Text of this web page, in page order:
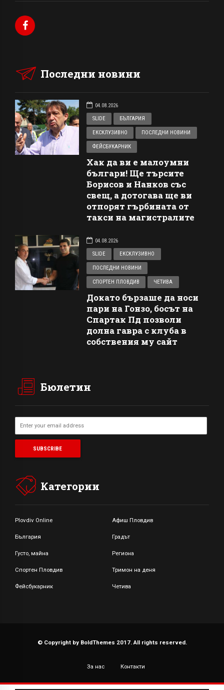
Последни новини
04.08.2026
SLIDE
БЪЛГАРИЯ
ЕКСКЛУЗИВНО ПОСЛЕДНИ НОВИНИ
ФЕЙСБУКАРНИК
Хак да ви е малоумни
българи! Ще търсите
Борисов и Нанков със
свещ, а дотогава ще ви
отпорят гърбината от
такси на магистралите
04.08.2026
SLIDE
ЕКСКЛУЗИВНО
ПОСЛЕДНИ НОВИНИ
СПОРТЕН ПЛОВДИВ ЧЕТИВА
Докато бързаше да носи
пари на Гонзо, босът на
Спартак Пд позволи
долна гавра с клуба в
собствения му сайт
Бюлетин
Категории
Plovdiv Online Афиш Пловдив
България Градът
Густо, майна Региона
Спортен Пловдив Тримон на деня
Фейсбукарник Четива
© Copyright by BoldThemes 2017. All rights reserved.
За нас Контакти